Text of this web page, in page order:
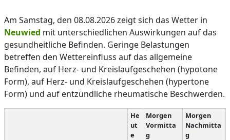
Am Samstag, den 08.08.2026 zeigt sich das Wetter in
Neuwied mit unterschiedlichen Auswirkungen auf das
gesundheitliche Befinden. Geringe Belastungen
betreffen den Wettereinfluss auf das allgemeine
Befinden, auf Herz- und Kreislaufgeschehen (hypotone
Form), auf Herz- und Kreislaufgeschehen (hypertone
Form) und auf entzündliche rheumatische Beschwerden.
He
ut
e
Morgen
Vormitta
g
Morgen
Nachmitta
g